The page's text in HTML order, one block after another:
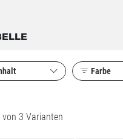
Farbe
von 3 Varianten